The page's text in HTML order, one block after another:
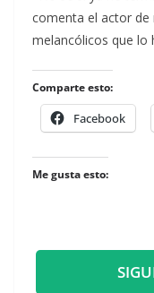
comenta el actor de
melancólicos que lo
Comparte esto:
Facebook
Me gusta esto: